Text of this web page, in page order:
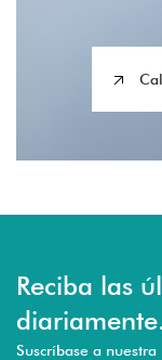
Reciba las
Suscríbase a